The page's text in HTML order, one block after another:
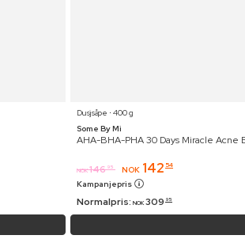
Dusjsåpe ⋅ 400 g
Some By Mi
AHA-BHA-PHA 30 Days Miracle Acne
NOK 146 95 NOK 142 54
Kampanjepris
Normalpris: NOK 309 95